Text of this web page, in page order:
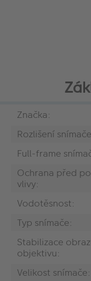
Značka:
Rozlišení
Full-frame
Ochrana před
vlivy:
Vodotěsnost:
Typ snímače:
Stabilizace
objektivu:
Velikost snímače: